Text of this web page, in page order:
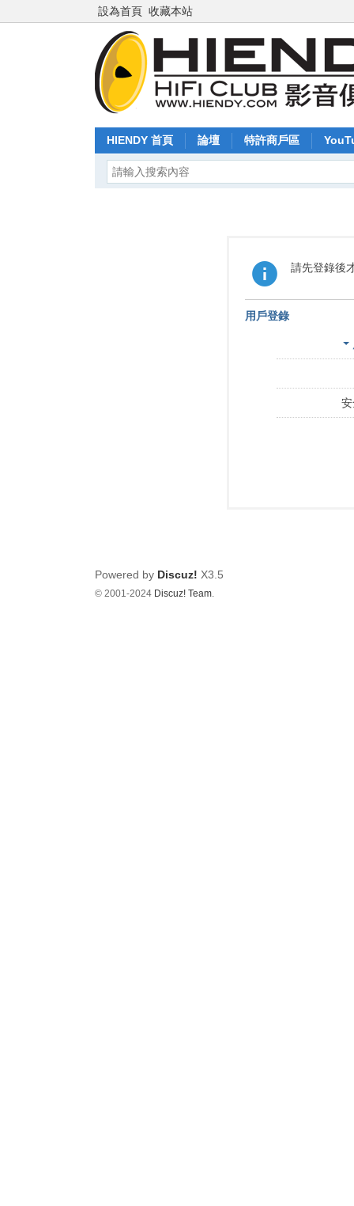
設為首頁 收藏本站
HIENDY 首頁 論壇 特許商戶區
請先登錄後
用戶登錄
Powered by Discuz! X3.5
© 2001-2024 Discuz! Team.